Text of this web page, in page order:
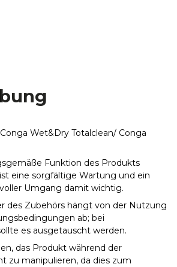
Wet&Dry Totalclean/ Conga
Funktion des Produkts
eine sorgfältige Wartung und ein
Umgang damit wichtig.
des Zubehörs hängt von der Nutzung
ab; bei
es ausgetauscht werden.
das Produkt während der
zu manipulieren, da dies zum